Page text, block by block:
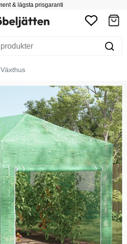
& lägsta prisgaranti
Växthus